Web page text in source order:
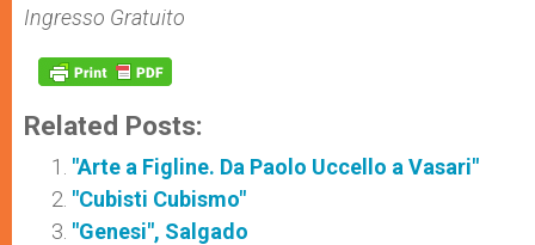
Ingresso Gratuito
Related Posts:
"Arte a Figline. Da Paolo Uccello a Vasari"
"Cubisti Cubismo"
"Genesi", Salgado